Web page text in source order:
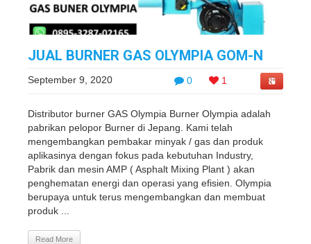
JUAL BURNER GAS OLYMPIA GOM-N
0 1
September 9, 2020
Distributor burner GAS Olympia Burner Olympia adalah
pabrikan pelopor Burner di Jepang. Kami telah
mengembangkan pembakar minyak / gas dan produk
aplikasinya dengan fokus pada kebutuhan Industry,
Pabrik dan mesin AMP ( Asphalt Mixing Plant ) akan
penghematan energi dan operasi yang efisien. Olympia
berupaya untuk terus mengembangkan dan membuat
produk ...
Read More